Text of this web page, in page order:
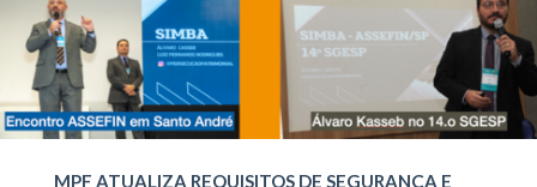
MPF ATUALIZA REQUISITOS DE SEGURANÇA E